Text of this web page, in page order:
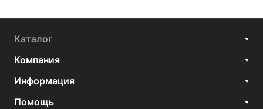
Каталог
Компания
Информация
Помощь